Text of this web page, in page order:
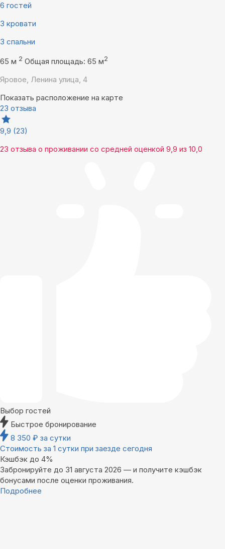
6 гостей
3 кровати
3 спальни
65 м 2 Общая площадь: 65 м2
Яровое, Ленина улица, 4
Показать расположение на карте
23 отзыва
9,9 (23)
23 отзыва о проживании со средней оценкой 9,9 из 10,0
Выбор гостей
Быстрое бронирование
8 350 ₽ за сутки
Стоимость за 1 сутки при заезде сегодня
Кэшбэк до 4%
Забронируйте до 31 августа 2026 — и получите кэшбэк
бонусами после оценки проживания.
Подробнее